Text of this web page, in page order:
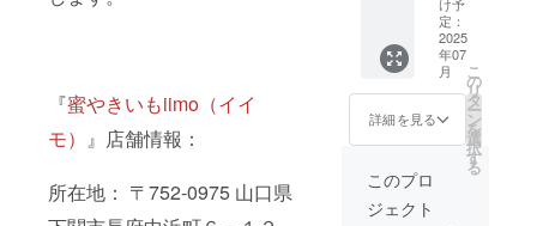
『蜜やきいもiimo（イイ
モ） 』店舗情報：
所在地： 〒752-0975 山口県
グで支
援をし
た旨を
お声掛
けくだ
さい。
・有効
7月10
2026年
す。 ・
現金へ
の交換
はでき
ませ
ん。お
ん。 ・
初回来
店時に
めでも
ご利用
頂ける
チケッ
ト
50,000
円分
（1000
円 × 5０
枚） ・
全ての
定：
2025
年07
月
詳細を見る
こ
の
リ
タ
ー
ン
を
選
択
す
る
このプロ
ジェクト